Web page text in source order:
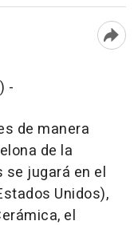
-
de manera
de la
se jugará en el
Unidos),
el